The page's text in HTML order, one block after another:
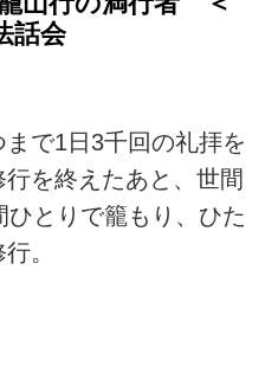
話会
で1日3千回の礼拝を
を終えたあと、世間
とりで籠もり、ひた
。